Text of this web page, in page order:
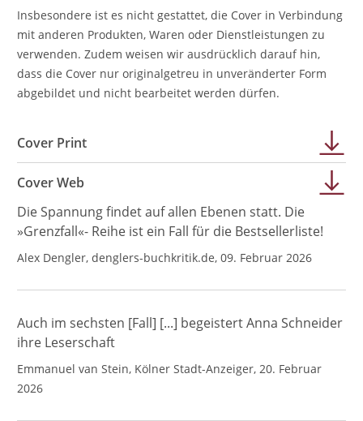
Insbesondere ist es nicht gestattet, die Cover in Verbindung
mit anderen Produkten, Waren oder Dienstleistungen zu
verwenden. Zudem weisen wir ausdrücklich darauf hin,
dass die Cover nur originalgetreu in unveränderter Form
abgebildet und nicht bearbeitet werden dürfen.
Cover Print
Cover Web
Die Spannung findet auf allen Ebenen statt. Die
»Grenzfall«- Reihe ist ein Fall für die Bestsellerliste!
Alex Dengler, denglers-buchkritik.de, 09. Februar 2026
Auch im sechsten [Fall] [...] begeistert Anna Schneider
ihre Leserschaft
Emmanuel van Stein, Kölner Stadt-Anzeiger, 20. Februar
2026